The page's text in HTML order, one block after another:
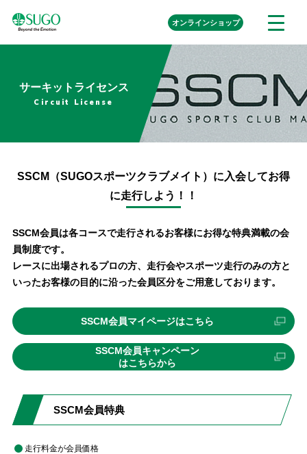
メ
を
開
オンラインショップ外
部
サーキットライセンス
Circuit License
SSCM（SUGOスポーツクラブメイト）に入会してお得
に走行しよう！！
SSCM会員は各コースで走行されるお客様にお得な特典満載の会
員制度です。
レースに出場されるプロの方、走行会やスポーツ走行のみの方と
いったお客様の目的に沿った会員区分をご用意しております。
SSCM会員マイページはこちら外
部
リ
ク
SSCM会員キャンペーン
はこちらから外
部
ン
SSCM会員特典
走行料金が会員価格